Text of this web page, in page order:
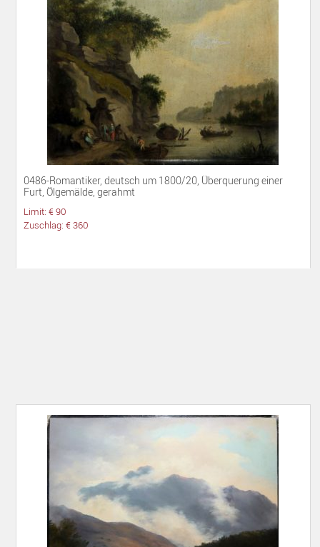
0486-Romantiker, deutsch um 1800/20, Überquerung einer
Furt, Ölgemälde, gerahmt
Limit: € 90
Zuschlag: € 360